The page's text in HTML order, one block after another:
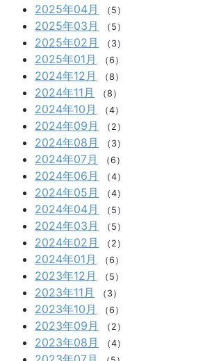
2025年04月 （5）
2025年03月 （5）
2025年02月 （3）
2025年01月 （6）
2024年12月 （8）
2024年11月 （8）
2024年10月 （4）
2024年09月 （2）
2024年08月 （3）
2024年07月 （6）
2024年06月 （4）
2024年05月 （4）
2024年04月 （5）
2024年03月 （5）
2024年02月 （2）
2024年01月 （6）
2023年12月 （5）
2023年11月 （3）
2023年10月 （6）
2023年09月 （2）
2023年08月 （4）